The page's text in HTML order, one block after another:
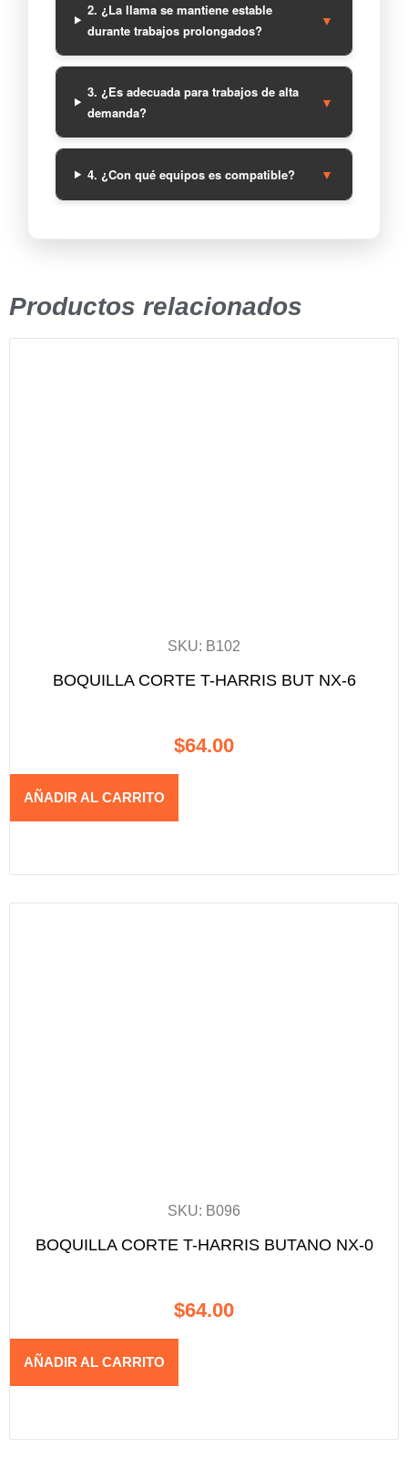
2. ¿La llama se mantiene estable
durante trabajos prolongados?
▼
3. ¿Es adecuada para trabajos de alta
demanda?
▼
4. ¿Con qué equipos es compatible? ▼
Productos relacionados
SKU: B102
BOQUILLA CORTE T-HARRIS BUT NX-6
$64.00
AÑADIR AL CARRITO
SKU: B096
BOQUILLA CORTE T-HARRIS BUTANO NX-0
$64.00
AÑADIR AL CARRITO